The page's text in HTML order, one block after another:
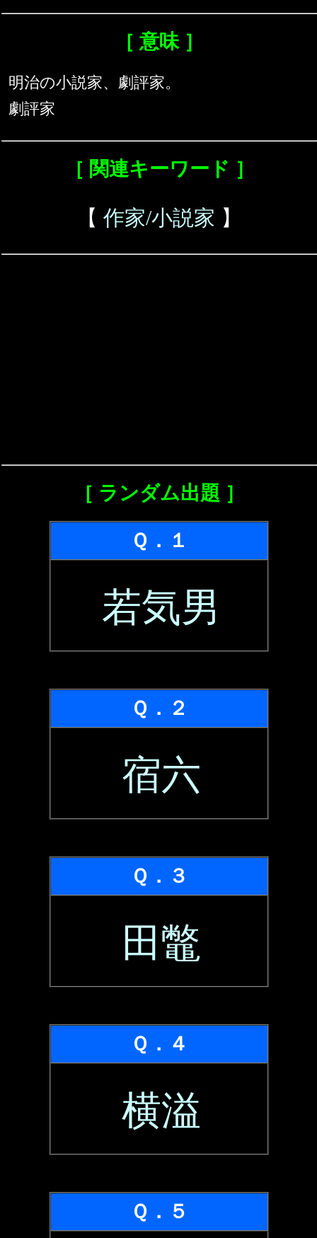
［ 意味 ］
明治の小説家、劇評家。
劇評家
［ 関連キーワード ］
【 作家/小説家 】
［ ランダム出題 ］
Ｑ．１
若気男
Ｑ．２
宿六
Ｑ．３
田鼈
Ｑ．４
横溢
Ｑ．５